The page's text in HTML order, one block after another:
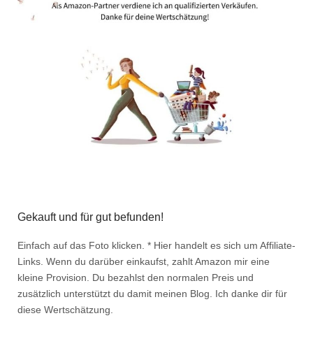
Gekauft und für gut befunden!
Einfach auf das Foto klicken. * Hier handelt es sich um Affiliate-
Links. Wenn du darüber einkaufst, zahlt Amazon mir eine
kleine Provision. Du bezahlst den normalen Preis und
zusätzlich unterstützt du damit meinen Blog. Ich danke dir für
diese Wertschätzung.